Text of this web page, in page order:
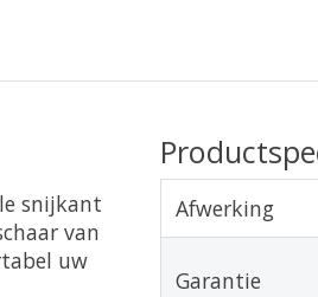
snijkant
van
uw
Afwerking
Garantie